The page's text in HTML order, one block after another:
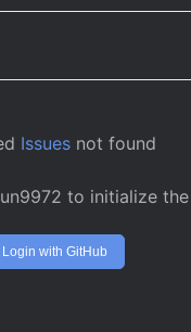
Issuesnot found
to initialize
Login with GitHub